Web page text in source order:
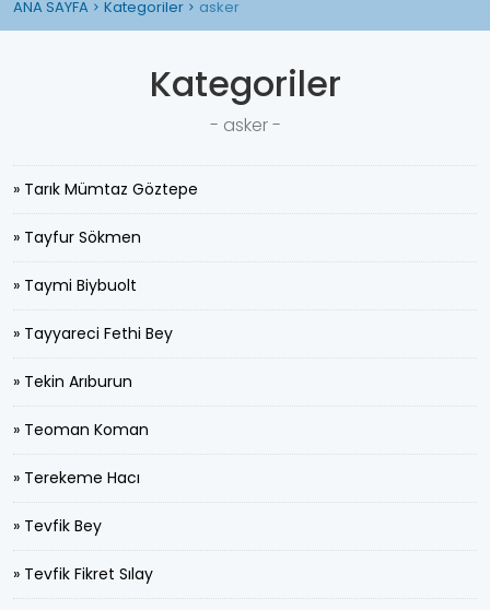
ANA SAYFA Kategoriler asker
Kategoriler
- asker -
» Tarık Mümtaz Göztepe
» Tayfur Sökmen
» Taymi Biybuolt
» Tayyareci Fethi Bey
» Tekin Arıburun
» Teoman Koman
» Terekeme Hacı
» Tevfik Bey
» Tevfik Fikret Sılay